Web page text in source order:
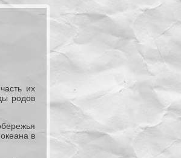
их
родов
в